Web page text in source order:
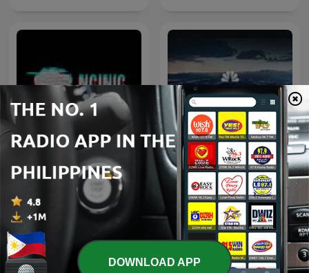
Nginig Stories | Tagalog
Horror Stories
Dateline NBC
DOWNLOAD APP